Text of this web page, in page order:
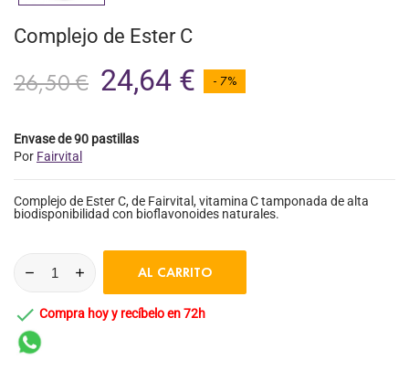
Complejo de Ester C
26,50 € 24,64 € - 7%
Envase de 90 pastillas
Por Fairvital
Complejo de Ester C, de Fairvital, vitamina C tamponada de alta
biodisponibilidad con bioflavonoides naturales.
AL CARRITO
 Compra hoy y recíbelo en 72h